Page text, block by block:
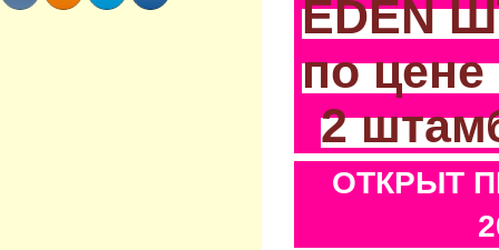
EDEN
по цене
2
ОТКРЫТ